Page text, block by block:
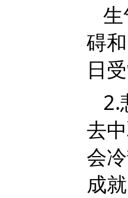
碍
日
2.
去
会
成